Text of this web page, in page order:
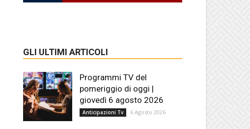
GLI ULTIMI ARTICOLI
Programmi TV del
pomeriggio di oggi |
giovedì 6 agosto 2026
Anticipazioni Tv 6 Agosto 2026